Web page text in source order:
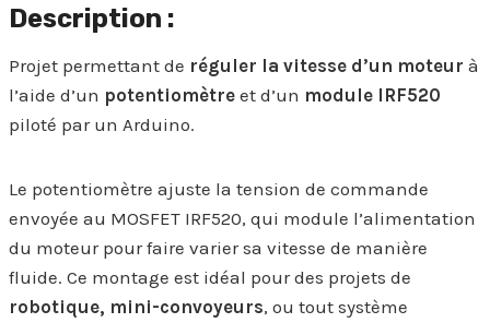
Description :
Projet permettant de réguler la vitesse d’un moteur à
l’aide d’un potentiomètre et d’un module IRF520
piloté par un Arduino.
Le potentiomètre ajuste la tension de commande
envoyée au MOSFET IRF520, qui module l’alimentation
du moteur pour faire varier sa vitesse de manière
fluide. Ce montage est idéal pour des projets de
robotique, mini-convoyeurs, ou tout système